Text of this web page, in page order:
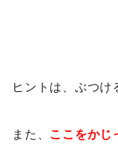
ヒントは、ぶつけ
また、 ここをかじ